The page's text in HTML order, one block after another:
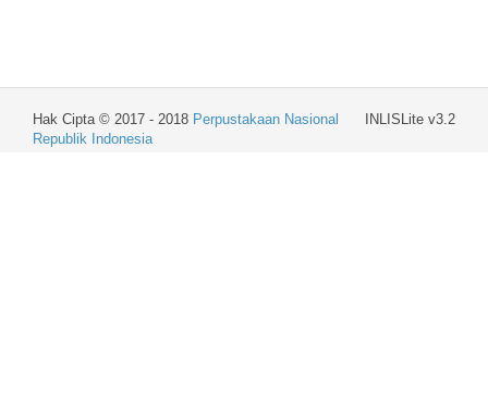
INLISLite v3.2
Hak Cipta © 2017 - 2018 Perpustakaan Nasional
Republik Indonesia